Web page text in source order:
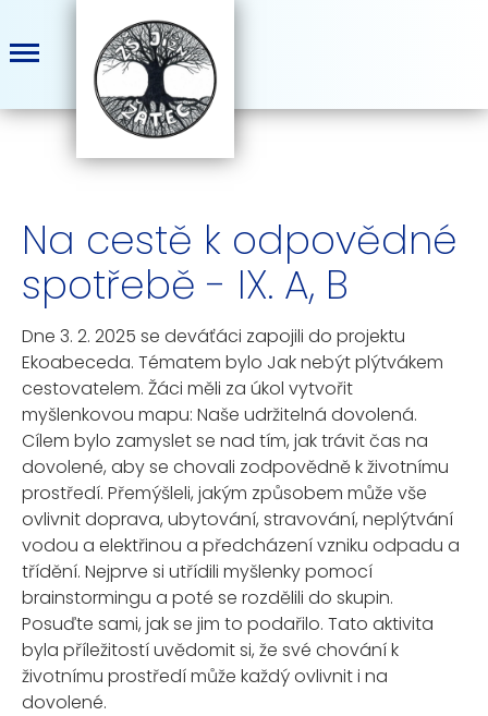
Na cestě k odpovědné
spotřebě - IX. A, B
Dne 3. 2. 2025 se deváťáci zapojili do projektu
Ekoabeceda. Tématem bylo Jak nebýt plýtvákem
cestovatelem. Žáci měli za úkol vytvořit
myšlenkovou mapu: Naše udržitelná dovolená.
Cílem bylo zamyslet se nad tím, jak trávit čas na
dovolené, aby se chovali zodpovědně k životnímu
prostředí. Přemýšleli, jakým způsobem může vše
ovlivnit doprava, ubytování, stravování, neplýtvání
vodou a elektřinou a předcházení vzniku odpadu a
třídění. Nejprve si utřídili myšlenky pomocí
brainstormingu a poté se rozdělili do skupin.
Posuďte sami, jak se jim to podařilo. Tato aktivita
byla příležitostí uvědomit si, že své chování k
životnímu prostředí může každý ovlivnit i na
dovolené.